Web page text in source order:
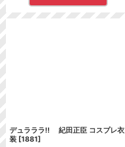
デュラララ!! 紀田正臣 コスプレ衣
装 [1881]